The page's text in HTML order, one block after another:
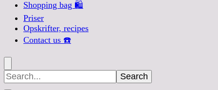
Shopping bag 🛍️
Priser
Opskrifter, recipes
Contact us ☎️
Search
for: